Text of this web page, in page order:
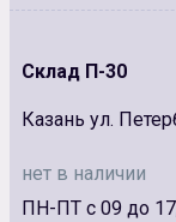
Склад П-30
Казань ул.
нет в наличии
ПН-ПТ с 09 до